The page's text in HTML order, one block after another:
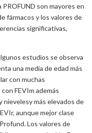
son mayores en
fármacos y los valores de
significativas,
estudios se observa
una media de edad más
con muchas
FEVIm además
nievelesy más elevados de
aunque mejor clase
Los valores de